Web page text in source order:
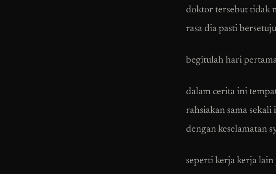
doktor tersebut tidak
rasa dia pasti
begitulah hari
dalam cerita ini
rahsiakan sama
dengan keselamatan
seperti kerja kerja